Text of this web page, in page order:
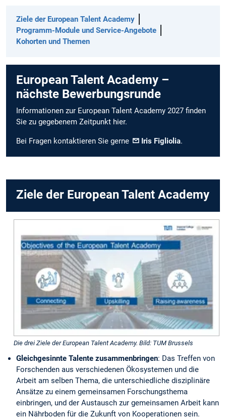
Ziele der European Talent Academy
Programm-Module und Service-Angebote
Kohorten und Themen
European Talent Academy –
nächste Bewerbungsrunde
Informationen zur European Talent Academy 2027 finden
Sie zu gegebenem Zeitpunkt hier.
Bei Fragen kontaktieren Sie gerne Iris Figliolia.
Ziele der European Talent Academy
Die drei Ziele der European Talent Academy. Bild: TUM Brussels
Gleichgesinnte Talente zusammenbringen: Das Treffen von
Forschenden aus verschiedenen Ökosystemen und die
Arbeit am selben Thema, die unterschiedliche disziplinäre
Ansätze zu einem gemeinsamen Forschungsthema
einbringen, und der Austausch zur gemeinsamen Arbeit kann
ein Nährboden für die Zukunft von Kooperationen sein.